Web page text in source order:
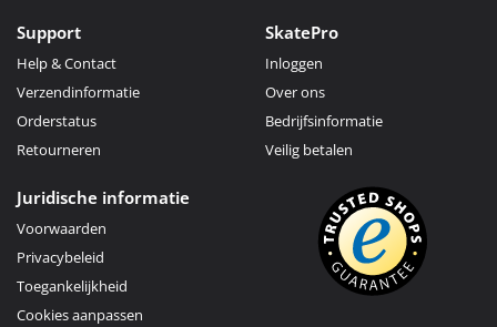
Support
Help & Contact
Verzendinformatie
Orderstatus
Retourneren
SkatePro
Inloggen
Over ons
Bedrijfsinformatie
Veilig betalen
Juridische informatie
Voorwaarden
Privacybeleid
Toegankelijkheid
Cookies aanpassen